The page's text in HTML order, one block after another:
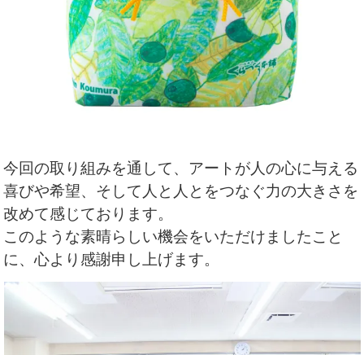
今回の取り組みを通して、 アートが人の心に与える
喜びや希望、 そして人と人とをつなぐ力の大きさを
改めて感じております。
このような素晴らしい機会をいただけましたこと
に、心より感謝申し上げます。